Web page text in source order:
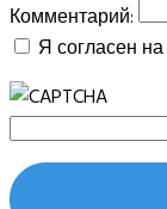
Комментарий:
Я согласен на